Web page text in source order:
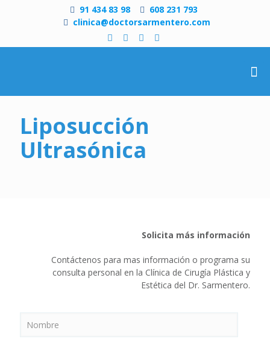
91 434 83 98
608 231 793
clinica@doctorsarmentero.com
Liposucción
Ultrasónica
Solicita más información
Contáctenos para mas información o programa su
consulta personal en la Clínica de Cirugía Plástica y
Estética del Dr. Sarmentero.